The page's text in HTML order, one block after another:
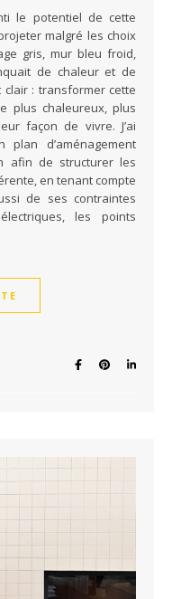
malgré les choix
gris, mur bleu froid,
de chaleur et de
clair : transformer cette
plus chaleureux, plus
façon de vivre. J’ai
d’aménagement
afin de structurer les
en tenant compte
de ses contraintes
les points